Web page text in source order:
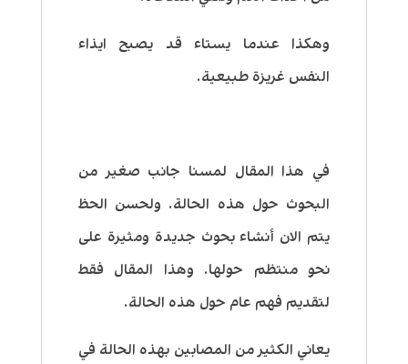
وهكذا عندما يستاء قد يصبح ايذاء
النفس غريزة طبيعية.
في هذا المقال لمسنا جانب صغير من
البحوث حول هذه الحالة. ولحسن الحظ
يتم الان أنشاء بحوث جديدة ومثيرة على
نحو منتظم حولها. وهذا المقال فقط
لتقديم فهم عام حول هذه الحالة.
يعاني الكثير من المصابين بهذه الحالة في